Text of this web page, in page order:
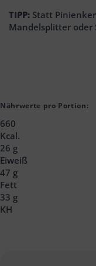
TIPP: Statt
Mandelsplitter oder
Nährwerte pro Portion:
660
Kcal.
26 g
Eiweiß
47 g
Fett
33 g
KH